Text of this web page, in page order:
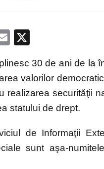
E
ail 30 de ani de la
valorilor
realizarea securităţii
statului de drept.
de Informaţii
sunt aşa-